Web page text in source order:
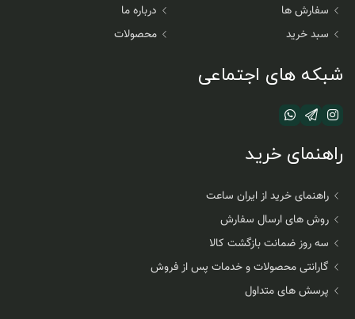
سفارش ها
سبد خرید
شبکه های اجتماعی
درباره ما
محصولات
راهنمای خرید
راهنمای خرید از ایران ساعت
روش های ارسال سفارش
سه روز ضمانت بازگشت کالا
گارانتی محصولات و خدمات پس از فروش
پرسش های متداول